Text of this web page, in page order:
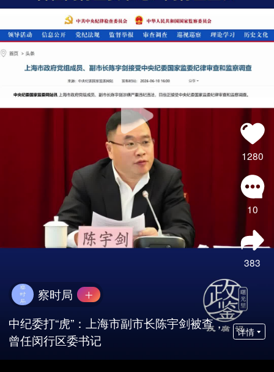
1280
10
383
察时局
中纪委打“虎”：上海市副市长陈宇剑被查，
曾任闵行区委书记
详情